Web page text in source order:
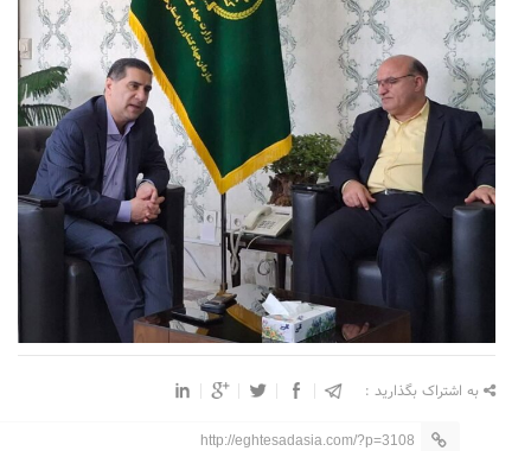
به اشتراک بگذارید :
http://eghtesadasia.com/?p=3108